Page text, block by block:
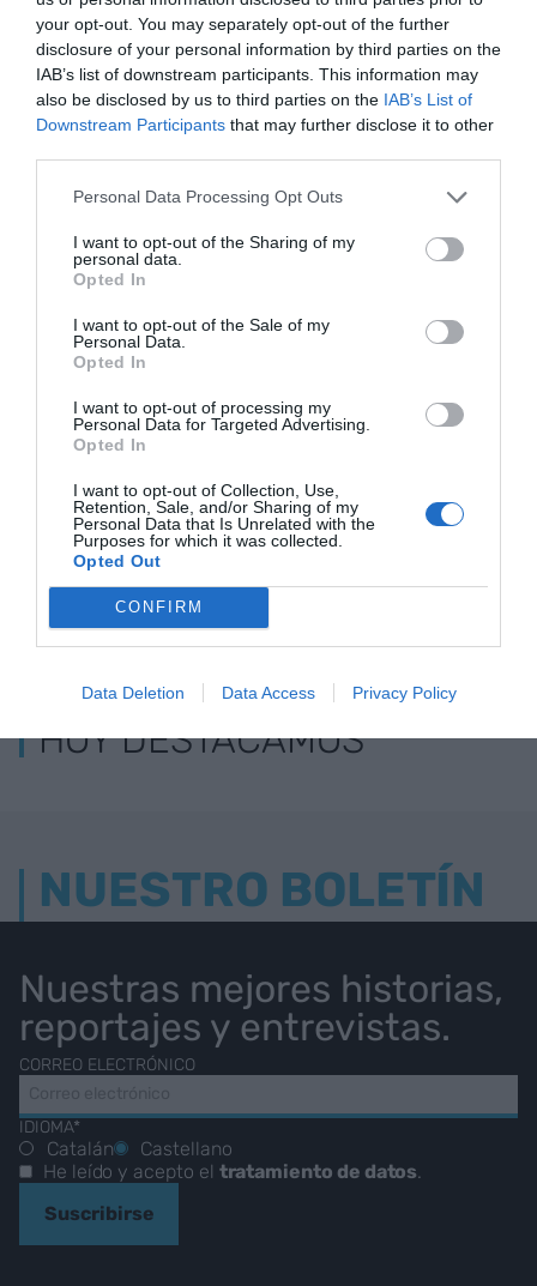
your opt-out. You may separately opt-out of the further
disclosure of your personal information by third parties on the
IAB’s list of downstream participants. This information may
also be disclosed by us to third parties on the IAB’s List of
Downstream Participants that may further disclose it to other
Personal Data Processing Opt Outs
I want to opt-out of the Sharing of my
personal data.
Opted In
I want to opt-out of the Sale of my
Personal Data.
Opted In
I want to opt-out of processing my
Personal Data for Targeted Advertising.
Opted In
I want to opt-out of Collection, Use,
Retention, Sale, and/or Sharing of my
Personal Data that Is Unrelated with the
Purposes for which it was collected.
Opted Out
CONFIRM
Data Deletion Data Access Privacy Policy
RELACIONADAS
El BCE sube el tipo
de interés, el más
alto desde 2009
La expectativa de
entre los
consumidores,
El BCE
sus
inflación
LOS MÁS LEÍDOS
HOY DESTACAMOS
NUESTRO BOLETÍN
Nuestras mejores historias,
reportajes y entrevistas.
CORREO ELECTRÓNICO
IDIOMA*
Catalán
Castellano
He leído y acepto el tratamiento de datos
Suscribirse